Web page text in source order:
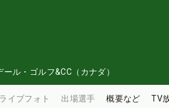
ール・ゴルフ&CC（カナダ）
ライブフォト 出場選手 概要など TV